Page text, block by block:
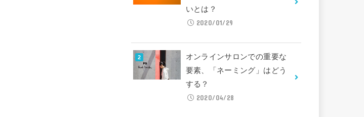
いとは？
2020/01/29
オンラインサロンでの重要な
要素、「ネーミング」はどう
する？
2020/04/28